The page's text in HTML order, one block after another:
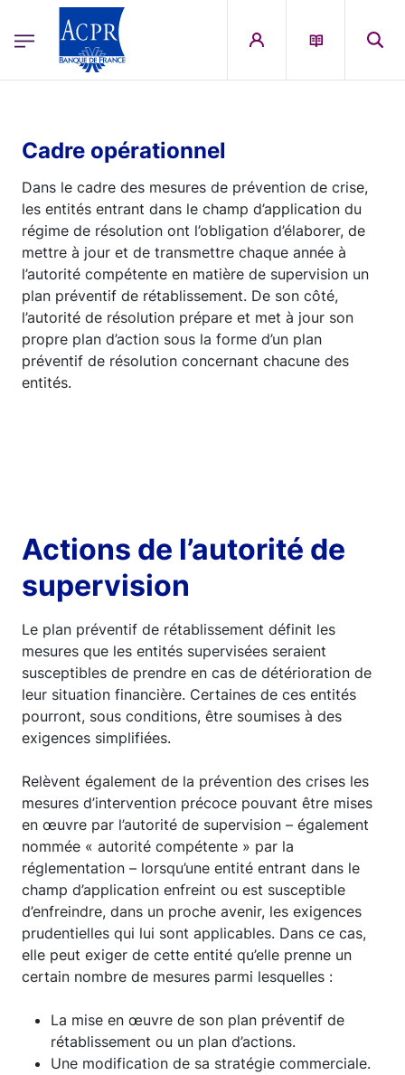
ACPR Menu Principal (French)
Cadre opérationnel
Dans le cadre des mesures de prévention de crise,
les entités entrant dans le champ d’application du
régime de résolution ont l’obligation d’élaborer, de
mettre à jour et de transmettre chaque année à
l’autorité compétente en matière de supervision un
plan préventif de rétablissement. De son côté,
l’autorité de résolution prépare et met à jour son
propre plan d’action sous la forme d’un plan
préventif de résolution concernant chacune des
entités.
Actions de l’autorité de
supervision
Le plan préventif de rétablissement définit les
mesures que les entités supervisées seraient
susceptibles de prendre en cas de détérioration de
leur situation financière. Certaines de ces entités
pourront, sous conditions, être soumises à des
exigences simplifiées.
Relèvent également de la prévention des crises les
mesures d’intervention précoce pouvant être mises
en œuvre par l’autorité de supervision – également
nommée « autorité compétente » par la
réglementation – lorsqu’une entité entrant dans le
champ d’application enfreint ou est susceptible
d’enfreindre, dans un proche avenir, les exigences
prudentielles qui lui sont applicables. Dans ce cas,
elle peut exiger de cette entité qu’elle prenne un
certain nombre de mesures parmi lesquelles :
La mise en œuvre de son plan préventif de
rétablissement ou un plan d’actions.
Une modification de sa stratégie commerciale.